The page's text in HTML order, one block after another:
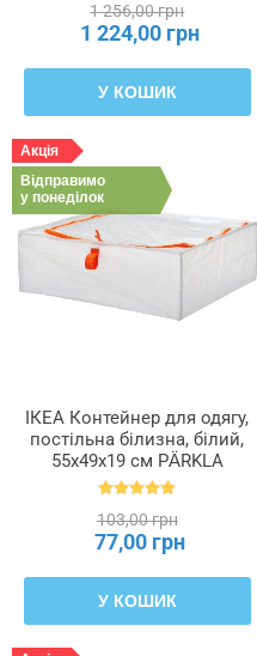
1 256,00 грн
1 224,00 грн
У КОШИК
Акція
Відправимо
у понеділок
ІКЕА Контейнер для одягу,
постільна білизна, білий,
55x49x19 см PÄRKLA
ПЕРКЛА, 503.953.82
103,00 грн
77,00 грн
У КОШИК